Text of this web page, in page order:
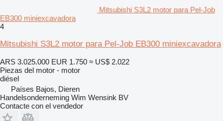
Mitsubishi S3L2 motor para Pel-Job
EB300 miniexcavadora
4
Mitsubishi S3L2 motor para Pel-Job EB300 miniexcavadora
ARS 3.025.000 EUR 1.750 ≈ US$ 2.022
Piezas del motor - motor
diésel
Países Bajos, Dieren
Handelsonderneming Wim Wensink BV
Contacte con el vendedor